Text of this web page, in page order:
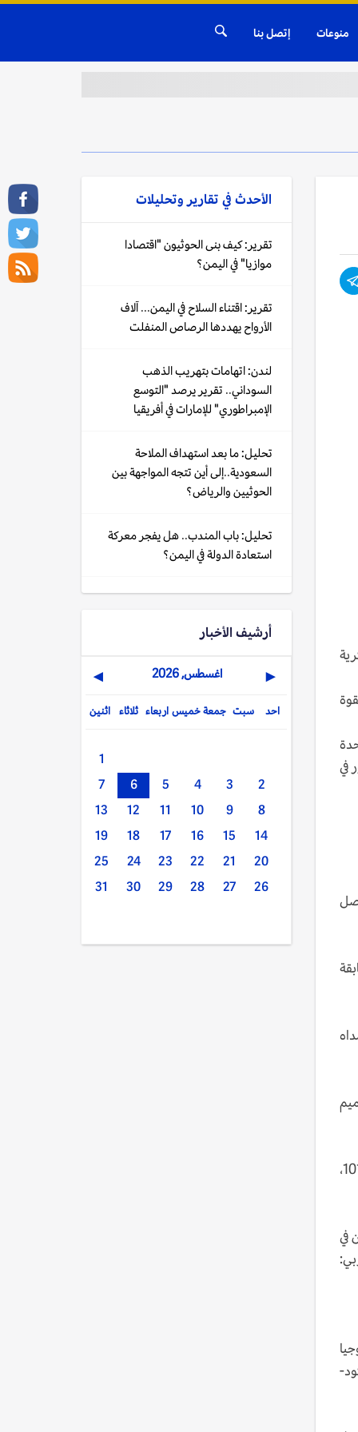
منوعات إتصل بنا
في
الإقلاع، وتصل
خلال عام 2023، ويصل مداه
الطراز الثاني المستعمل هو "صاروخ "غدر"، وهو نسخة محسنة من صاروخ شهاب-3أ. ويشار إليه أيضا باسم غدر-101،
في
الحربي:
الأحدث فيتقارير وتحليلات
تقرير: كيف بنى الحوثيون "اقتصادا
موازيا" في اليمن؟
تقرير: اقتناء السلاح في اليمن... آلاف
الأرواح يهددها الرصاص المنفلت
لندن: اتهامات بتهريب الذهب
السوداني.. تقرير يرصد "التوسع
الإمبراطوري" للإمارات في أفريقيا
تحليل: ما بعد استهداف الملاحة
السعودية..إلى أين تتجه المواجهة بين
الحوثيين والرياض؟
تحليل: باب المندب.. هل يفجر معركة
استعادة الدولة في اليمن؟
أرشيف الأخبار
◀ اغسطس, 2026 ▶
اثنين ثلاثاء اربعاء خميس جمعة سبت احد
1
2
3
4
5
6
7
8
9
10
11
12
13
14
15
16
17
18
19
20
21
22
23
24
25
26
27
28
29
30
31